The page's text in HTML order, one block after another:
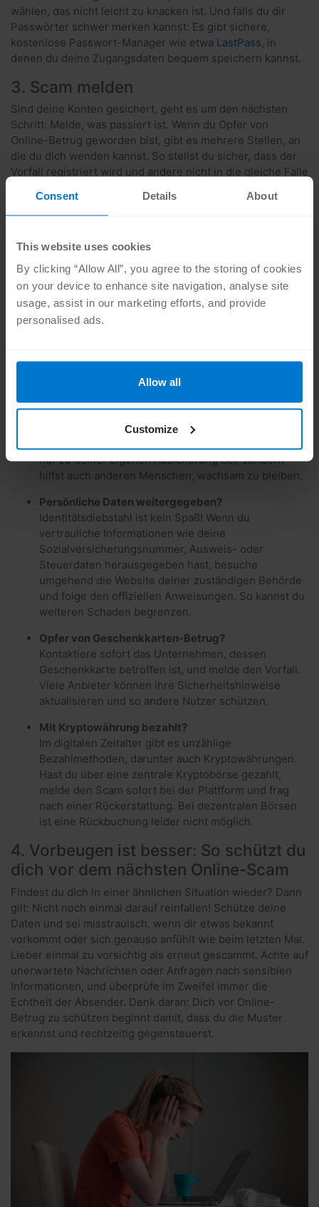
Consent Details About
This website uses cookies
By clicking “Allow All”, you agree to the storing of cookies
on your device to enhance site navigation, analyse site
usage, assist in our marketing efforts, and provide
personalised ads.
Allow all
Customize
wählen, das nicht leicht zu knacken ist. Und falls du dir
Passwörter schwer merken kannst: Es gibt sichere,
kostenlose Passwort-Manager wie etwa LastPass, in
denen du deine Zugangsdaten bequem speichern kannst.
3. Scam melden
Sind deine Konten gesichert, geht es um den nächsten
Schritt: Melde, was passiert ist. Wenn du Opfer von
Online-Betrug geworden bist, gibt es mehrere Stellen, an
die du dich wenden kannst. So stellst du sicher, dass der
Vorfall registriert wird und andere nicht in die gleiche Falle
Familie und Freunde informieren
Familie oder deinen Freunden zu erzählen, dass du
entscheidend. Vor allem dann, wenn der Betrüger
auch sie kontaktiert hat, um Geld zu verlangen. Ein
Scam kann jedem passieren! Sag offen, was
geschehen ist und welche Schritte du bereits
Behörden einschalten
oder eine spezielle Plattform, um den Scam zu
melden. Erstatte Anzeige und dokumentiere den
nur zu deiner eigenen Absicherung bei, sondern
hilfst auch anderen Menschen, wachsam zu bleiben.
Persönliche Daten weitergegeben?
Identitätsdiebstahl ist kein Spaß! Wenn du
vertrauliche Informationen wie deine
Sozialversicherungsnummer, Ausweis- oder
Steuerdaten herausgegeben hast, besuche
umgehend die Website deiner zuständigen Behörde
und folge den offiziellen Anweisungen. So kannst du
weiteren Schaden begrenzen.
Opfer von Geschenkkarten-Betrug?
Kontaktiere sofort das Unternehmen, dessen
Geschenkkarte betroffen ist, und melde den Vorfall.
Viele Anbieter können ihre Sicherheitshinweise
aktualisieren und so andere Nutzer schützen.
Mit Kryptowährung bezahlt?
Im digitalen Zeitalter gibt es unzählige
Bezahlmethoden, darunter auch Kryptowährungen.
Hast du über eine zentrale Kryptobörse gezahlt,
melde den Scam sofort bei der Plattform und frag
nach einer Rückerstattung. Bei dezentralen Börsen
ist eine Rückbuchung leider nicht möglich.
4. Vorbeugen ist besser: So schützt du
dich vor dem nächsten Online-Scam
Findest du dich in einer ähnlichen Situation wieder? Dann
gilt: Nicht noch einmal darauf reinfallen! Schütze deine
Daten und sei misstrauisch, wenn dir etwas bekannt
vorkommt oder sich genauso anfühlt wie beim letzten Mal.
Lieber einmal zu vorsichtig als erneut gescammt. Achte auf
unerwartete Nachrichten oder Anfragen nach sensiblen
Informationen, und überprüfe im Zweifel immer die
Echtheit der Absender. Denk daran: Dich vor Online-
Betrug zu schützen beginnt damit, dass du die Muster
erkennst und rechtzeitig gegensteuerst.